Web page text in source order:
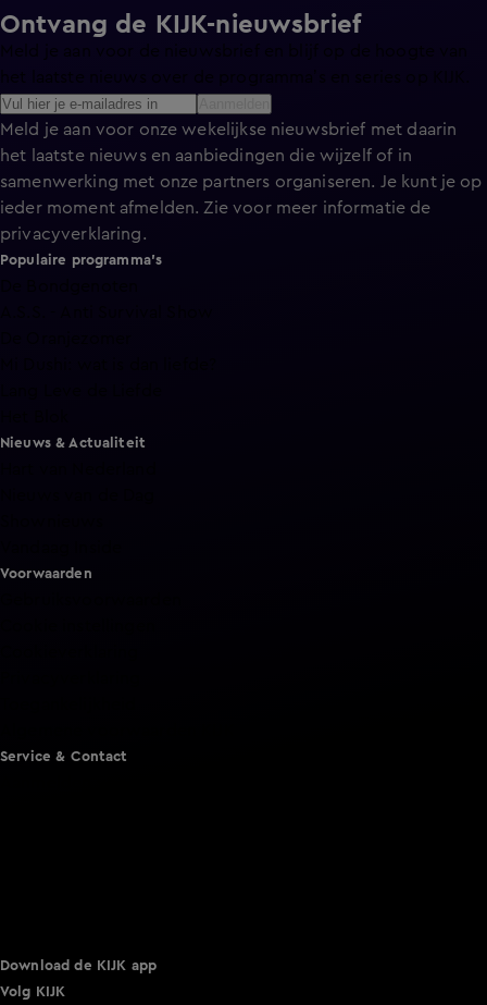
Ontvang de KIJK-nieuwsbrief
Meld je aan voor onze wekelijkse nieuwsbrief met daarin
het laatste nieuws en aanbiedingen die wijzelf of in
samenwerking met onze partners organiseren. Je kunt je op
ieder moment afmelden. Zie voor meer informatie de
privacyverklaring.
Populaire programma's
Nieuws & Actualiteit
Voorwaarden
Service & Contact
Download de KIJK app
Volg KIJK